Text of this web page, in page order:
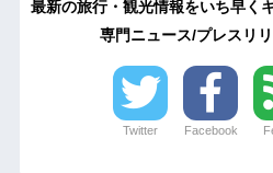
最新の旅行・観光情報をいち早く
専門ニュース/プレスリ
Twitter Facebook